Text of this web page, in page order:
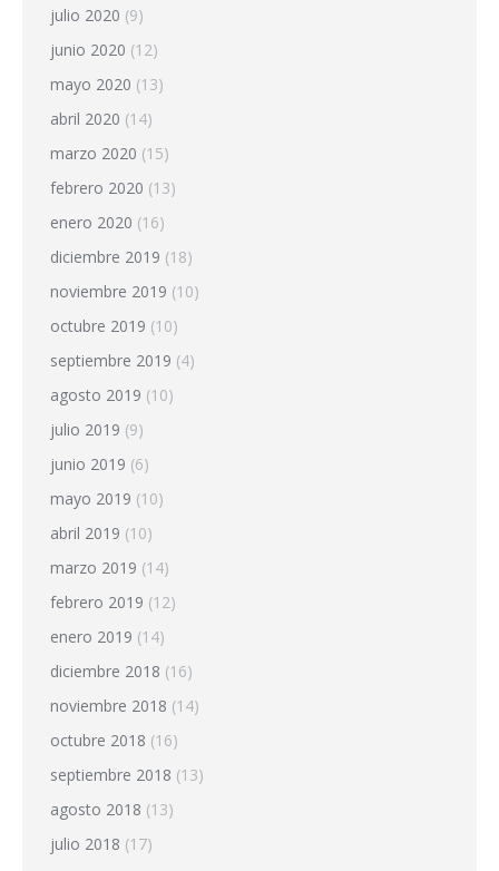
julio 2020 (9)
junio 2020 (12)
mayo 2020 (13)
abril 2020 (14)
marzo 2020 (15)
febrero 2020 (13)
enero 2020 (16)
diciembre 2019 (18)
noviembre 2019 (10)
octubre 2019 (10)
septiembre 2019 (4)
agosto 2019 (10)
julio 2019 (9)
junio 2019 (6)
mayo 2019 (10)
abril 2019 (10)
marzo 2019 (14)
febrero 2019 (12)
enero 2019 (14)
diciembre 2018 (16)
noviembre 2018 (14)
octubre 2018 (16)
septiembre 2018 (13)
agosto 2018 (13)
julio 2018 (17)